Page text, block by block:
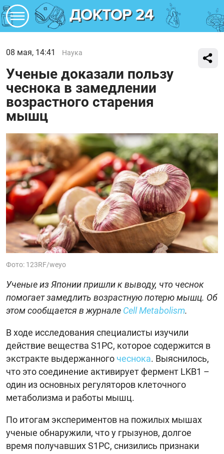
08 мая, 14:41 Наука
Ученые доказали пользу
чеснока в замедлении
возрастного старения
мышц
Фото: 123RF/weyo
Ученые из Японии пришли к выводу, что чеснок
помогает замедлить возрастную потерю мышц. Об
этом сообщается в журнале Cell Metabolism.
В ходе исследования специалисты изучили
действие вещества S1PC, которое содержится в
экстракте выдержанного чеснока. Выяснилось,
что это соединение активирует фермент LKB1 –
один из основных регуляторов клеточного
метаболизма и работы мышц.
По итогам экспериментов на пожилых мышах
ученые обнаружили, что у грызунов, долгое
время получавших S1PC, снизились признаки